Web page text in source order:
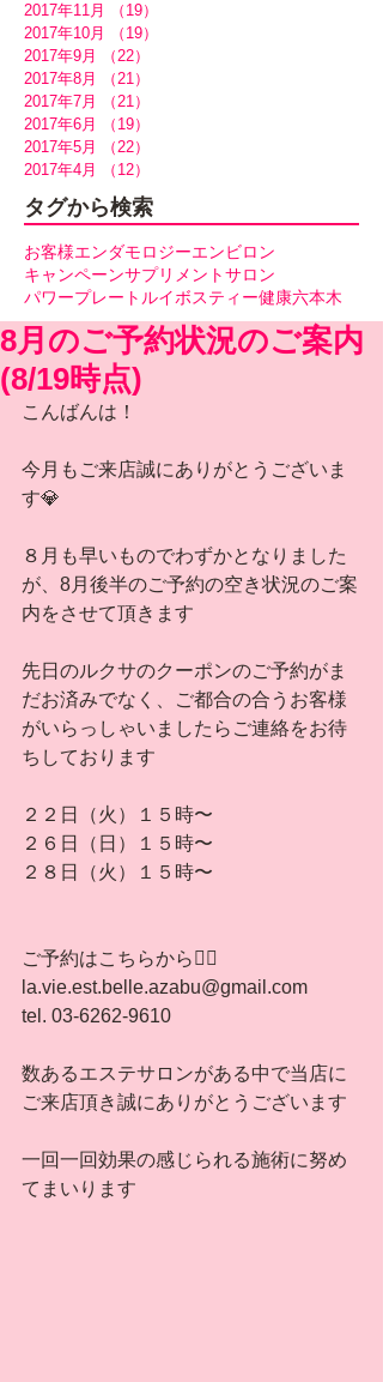
2017年11月
（19）
2017年10月
（19）
2017年9月
（22）
2017年8月
（21）
2017年7月
（21）
2017年6月
（19）
2017年5月
（22）
2017年4月
（12）
タグから検索
お客様エンダモロジーエンビロン
キャンペーンサプリメントサロン
パワープレート ルイボスティー健康六本木
8月のご予約状況のご案内
(8/19時点)
こんばんは！
今月もご来店誠にありがとうございま
す💎
８月も早いものでわずかとなりました
が、8月後半のご予約の空き状況のご案
内をさせて頂きます
先日のルクサのクーポンのご予約がま
だお済みでなく、ご都合の合うお客様
がいらっしゃいましたらご連絡をお待
ちしております
２２日（火）１５時〜
２６日（日）１５時〜
２８日（火）１５時〜
ご予約はこちらから💁‍♀️
la.vie.est.belle.azabu@gmail.com
tel. 03-6262-9610
数あるエステサロンがある中で当店に
ご来店頂き誠にありがとうございます
一回一回効果の感じられる施術に努め
てまいります